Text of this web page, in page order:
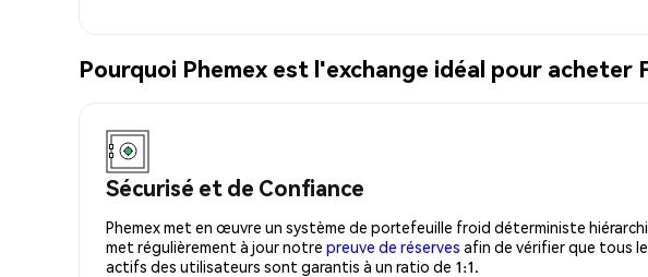
Pourquoi Phemex est l'exchange idéal pour
Sécurisé et de Confiance
Phemex met en œuvre un système de portefeuille froid déterministe
met régulièrement à jour notre preuve de réserves afin de vérifier que tous
actifs des utilisateurs sont garantis à un ratio de 1:1.